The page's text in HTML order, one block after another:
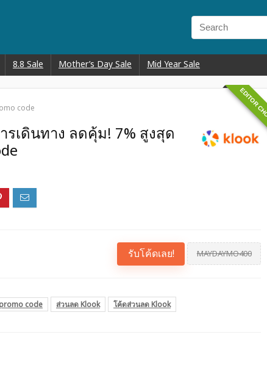
8.8 Sale Mother’s Day Sale Mid Year Sale
code EDITOR
รเดินทาง ลดคุ้ม! 7% สูงสุด
รับโค้ดเลย! MAYDAYMO400
code ส่วนลด Klook โค้ดส่วนลด Klook